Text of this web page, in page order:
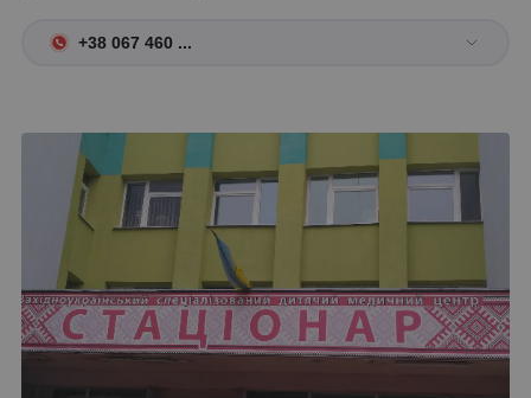
+38 067 460 ...